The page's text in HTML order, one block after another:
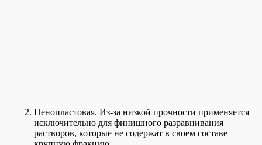
Пенопластовая. Из-за низкой прочности применяется
исключительно для финишного разравнивания
растворов, которые не содержат в своем составе